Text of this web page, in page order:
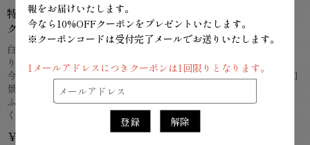
特製白檀由比が浜スティッ
ク中長
白檀の甘みのあるふくよかな香
りを練り上げたお香です。
今昔変わらぬ、美しい浜辺の風
景を思い浮かべながら、
ふくいくとした香りをお楽しみ
ください。
￥2,750
桐箱進物中長3把入
伽羅の香りの幽玄な「老松」、
凛とした沈香「雪ノ下」、心和
それぞれに個性的で贅沢な香り
を詰め合わせました。
￥13,200
報をお届けいたします。
今なら10%OFFクーポンをプレゼントいたします。
※クーポンコードは受付完了メールでお送りいたします。
1メールアドレスにつきクーポンは1回限りとなります。
登録 解除